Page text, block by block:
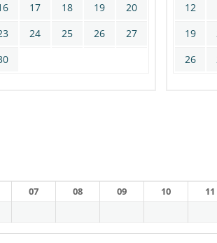
17 18 19
20
24 25 26
27
12
19
26
07 08 09 10 11